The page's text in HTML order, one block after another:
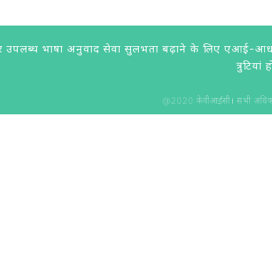
उपलब्ध भाषा अनुवाद सेवा सुलभता बढ़ाने के लिए एआई-
त्रुटियां
@2020 केवीआईसी। सभी